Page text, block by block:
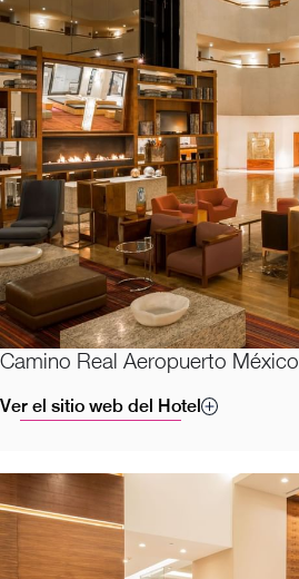
Camino Real Aeropuerto México
Ver el sitio web del Hotel